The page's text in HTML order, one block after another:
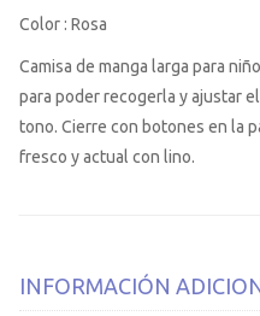
Color : Rosa
Camisa de manga larga para
para poder recogerla y ajustar
tono. Cierre con botones en la
fresco y actual con lino.
INFORMACIÓN